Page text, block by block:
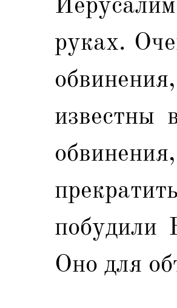
руках.
известны
побудили
Оно для